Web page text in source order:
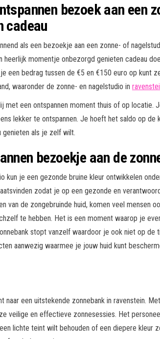
bezoek aan een
cadeau
als een bezoekje aan een zonne- of
heerlijk momentje onbezorgd genieten cadeau
een bedrag tussen de €5 en €150 euro op kunt
waaronder de zonne- en nagelstudio in
met een ontspannen moment thuis of op locatie.
lekker te ontspannen. Je hoeft het saldo op
genieten als je zelf wilt.
bezoekje aan de
kun je een gezonde bruine kleur ontwikkelen
zodat je op een gezonde en
van de zongebruinde huid, komen veel mensen
te hebben. Het is een moment waarop je
stopt vanzelf waardoor je ook niet op
aanwezig waarmee je jouw huid kunt
naar een uitstekende zonnebank in ravenstein.
veilige en effectieve zonnesessies. Het
lichte teint wilt behouden of een diepere kleur